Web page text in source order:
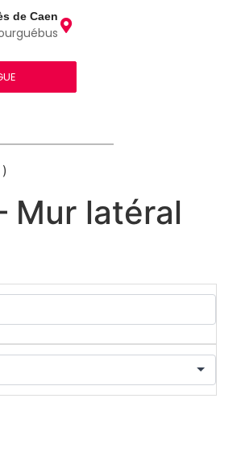
de Caen
Mur latéral